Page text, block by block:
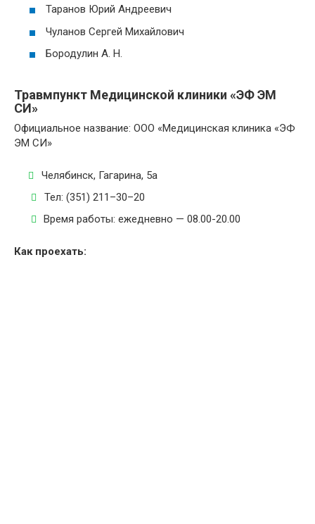
Таранов Юрий Андреевич
Чуланов Сергей Михайлович
Бородулин А. Н.
Травмпункт Медицинской клиники «ЭФ ЭМ
СИ»
Официальное название: ООО «Медицинская клиника «ЭФ
ЭМ СИ»
Челябинск, Гагарина, 5а
Тел: (351) 211–30–20
Время работы: ежедневно — 08.00-20.00
Как проехать: